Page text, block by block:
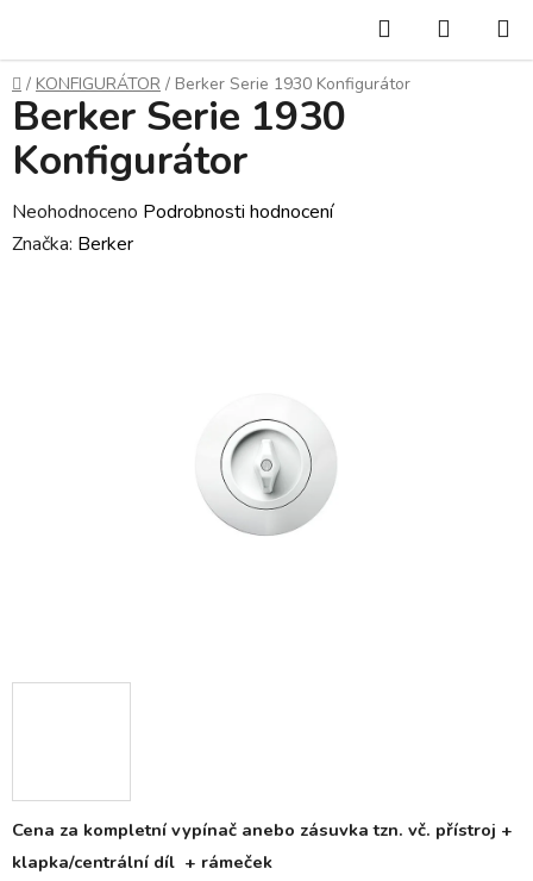
obsah
Hledat
KOŠÍK
Domů
/ KONFIGURÁTOR / Berker Serie 1930 Konfigurátor
Cena za kompletní vypínač anebo zásuvka tzn. vč. přístroj +
klapka/centrální díl + rámeček
Berker Serie 1930
Konfigurátor
Průměrné
hodnocení
Neohodnoceno Podrobnosti hodnocení
Značka: Berker